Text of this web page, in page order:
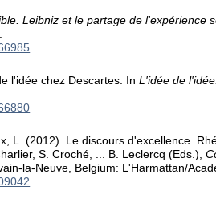
Leibniz et le partage de l'expérience
l'idée chez Descartes. InL'idée de
L. (2012). Le discours d'excellence.
S. Croché, ... B. Leclercq (Eds.),
la-Neuve, Belgium: L'Harmattan/